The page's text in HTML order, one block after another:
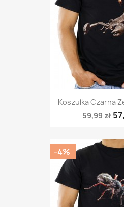
Koszulka Czarna
59,99 zł
-4%